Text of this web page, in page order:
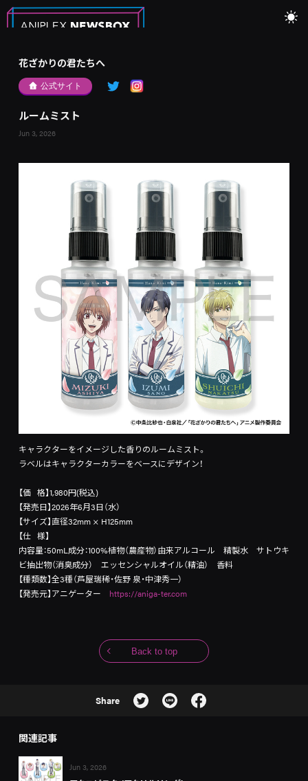
花ざかりの君たちへ
公式サイト
ルームミスト
Jun 3, 2026
キャラクターをイメージした香りのルームミスト。
ラベルはキャラクターカラーをベースにデザイン！
【価 格】1,980円(税込)
【発売日】2026年6月3日（水）
【サイズ】直径32mm × H125mm
【仕 様】
内容量：50mL成分：100%植物（農産物）由来アルコール 精製水 サトウキ
ビ抽出物（消臭成分） エッセンシャルオイル（精油） 香料
【種類数】全3種（芦屋瑞稀・佐野 泉・中津秀一）
【発売元】アニゲーター https://aniga-ter.com
Back to top
Share
関連記事
Jun 3, 2026